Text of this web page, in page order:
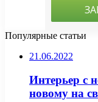
Популярные статьи
21.06.2022
Интерьер с
новому на